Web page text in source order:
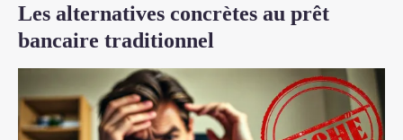
Les alternatives concrètes au prêt
bancaire traditionnel